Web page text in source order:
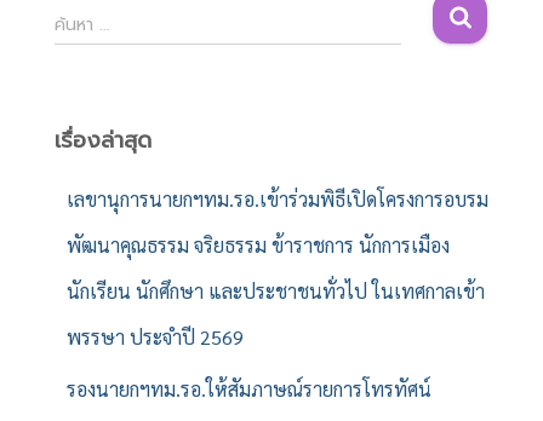
ค้
น
สำ
ค้นหา …
เรื่องล่าสุด
เลขานุการนายกฯทม.รอ.เข้าร่วมพิธีเปิดโครงการอบรม
พัฒนาคุณธรรม จริยธรรม ข้าราชการ นักการเมือง
นักเรียน นักศึกษา และประชาชนทั่วไป ในเทศกาลเข้า
พรรษา ประจำปี 2569
รองนายกฯทม.รอ.ให้สัมภาษณ์รายการโทรทัศน์